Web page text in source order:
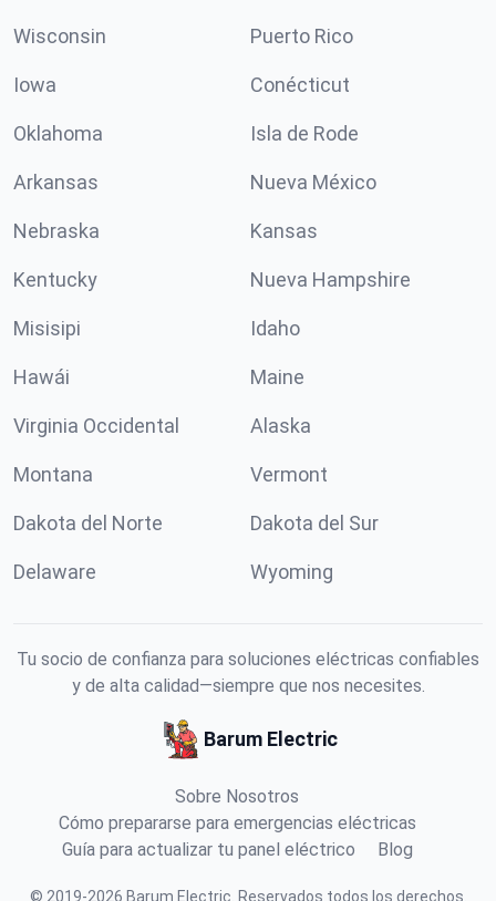
Wisconsin Puerto Rico
Iowa Conécticut
Oklahoma Isla de Rode
Arkansas Nueva México
Nebraska Kansas
Kentucky Nueva Hampshire
Misisipi Idaho
Hawái Maine
Virginia Occidental Alaska
Montana Vermont
Dakota del Norte Dakota del Sur
Delaware Wyoming
Tu socio de confianza para soluciones eléctricas confiables
y de alta calidad—siempre que nos necesites.
Barum Electric
Sobre Nosotros
Cómo prepararse para emergencias eléctricas
Guía para actualizar tu panel eléctrico
Blog
© 2019-2026 Barum Electric Reservados todos los derechos.